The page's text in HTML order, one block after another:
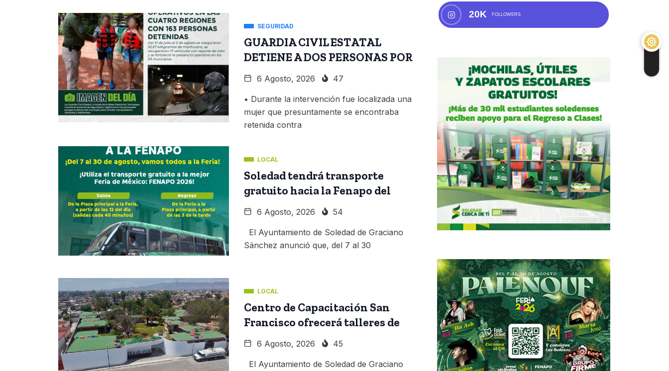
SEGURIDAD
GUARDIA CIVIL ESTATAL
DETIENE A DOS PERSONAS POR
6 Agosto, 2026 47
• Durante la intervención fue localizada una
mujer que presuntamente se encontraba
retenida contra
LOCAL
Soledad tendrá transporte
gratuito hacia la Fenapo del
6 Agosto, 2026 54
El Ayuntamiento de Soledad de Graciano
Sánchez anunció que, del 7 al 30
LOCAL
Centro de Capacitación San
Francisco ofrecerá talleres de
6 Agosto, 2026 45
El Ayuntamiento de Soledad de Graciano
20K FOLLOWERS